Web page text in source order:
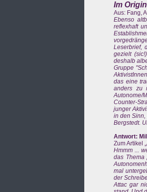
Im
Aus: Fang,
Ebenso
reflexhaft
Leserbrief,
gezielt
deshalb
Gruppe
das eine
anders zu
Autonome/
Counter-
junger
in den
Bergstedt.
Antwort:
Zum Artikel
Hmmm ...
das Thema
mal
der
Attac gar